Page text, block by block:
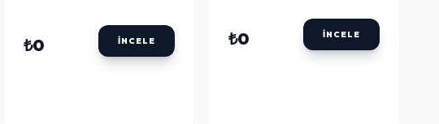
₺0 İNCELE
ALK4321
₺0 İNCELE